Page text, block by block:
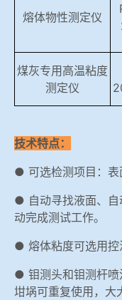
熔体物性测定仪
煤灰专用高温粘度
测定仪
技术特点：
● 可选检测项目：表
● 自动寻找液面、自
动完成测试工作。
● 熔体粘度可选用控
● 钼测头和钼测杆喷
坩埚可重复使用，大